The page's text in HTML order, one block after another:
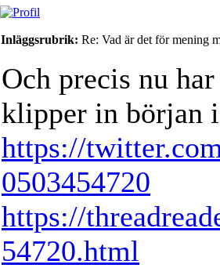
Inläggsrubrik: Re: Vad är det för mening
Och precis nu
klipper in början
https://
0503454720
https://
54720.html